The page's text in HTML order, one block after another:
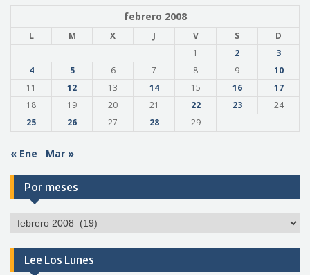
febrero 2008
L M X J V S
D
1
2
3
4
5 6 7 8 9
10
11
12 13 14 15 16
17
18
19 20 21 22 23
24
25
26 27 28 29
« Ene Mar »
Por meses
Por
Lee Los Lunes